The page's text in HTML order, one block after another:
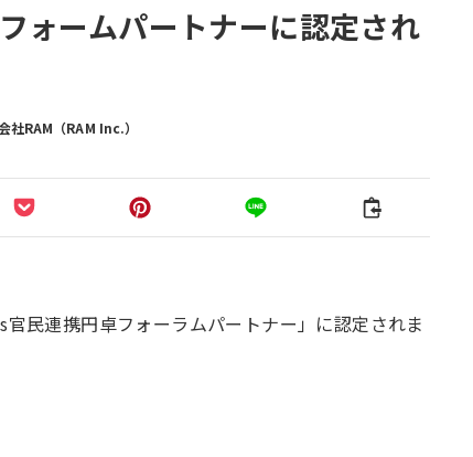
ォームパートナーに認定され
社RAM（RAM Inc.）
民連携円卓フォーラムパートナー」に認定されま